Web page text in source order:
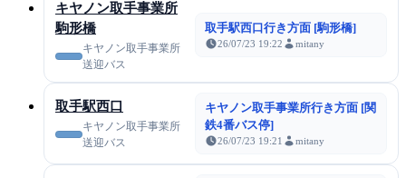
キヤノン取手事業所
駒形橋
キヤノン取手事業所
送迎バス
取手駅西口行き方面 [駒形橋]
26/07/23 19:22 mitany
取手駅西口
キヤノン取手事業所
送迎バス
キヤノン取手事業所行き方面 [関
鉄4番バス停]
26/07/23 19:21 mitany